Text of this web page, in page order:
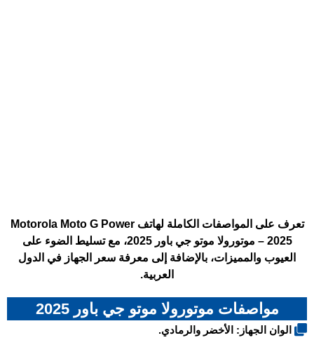
تعرف على المواصفات الكاملة لهاتف Motorola Moto G Power
2025 – موتورولا موتو جي باور 2025، مع تسليط الضوء على
العيوب والمميزات، بالإضافة إلى معرفة سعر الجهاز في الدول
العربية.
مواصفات موتورولا موتو جي باور 2025
الوان الجهاز: الأخضر والرمادي.